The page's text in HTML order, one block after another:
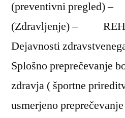
(preventivni
(Zdravljenje) –
Dejavnosti
Splošno preprečevanje
zdravja ( športne
usmerjeno